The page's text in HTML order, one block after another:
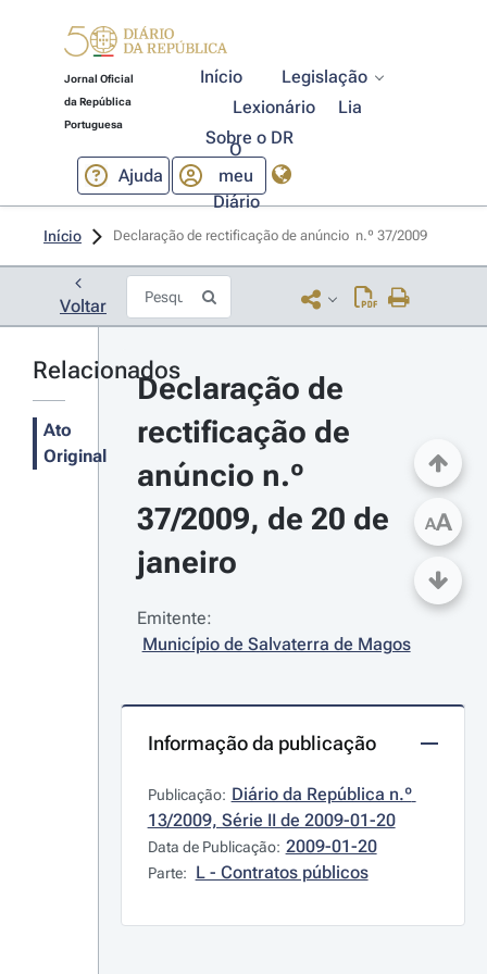
Jornal Oficial
da República
Portuguesa
Início
Legislação
Lexionário
Lia
Sobre o DR
Ajuda
O
meu
Diário
Início Declaração de rectificação de anúncio  n.º 37/2009
Voltar
Relacionados
Ato
Original
Declaração de
rectificação de
anúncio n.º
37/2009, de 20 de
janeiro
Emitente:
Município de Salvaterra de Magos
Informação da publicação
Publicação: Diário da República n.º
13/2009, Série II de 2009-01-20
Data de Publicação: 2009-01-20
Parte: L - Contratos públicos
AA